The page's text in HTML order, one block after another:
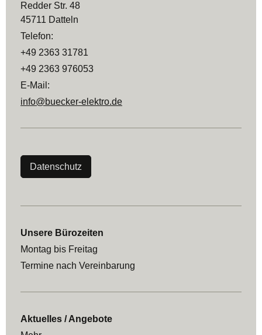
Redder Str. 48
45711 Datteln
Telefon:
+49 2363 31781
+49 2363 976053
E-Mail:
info@buecker-elektro.de
Datenschutz
Unsere Bürozeiten
Montag bis Freitag
Termine nach Vereinbarung
Aktuelles / Angebote